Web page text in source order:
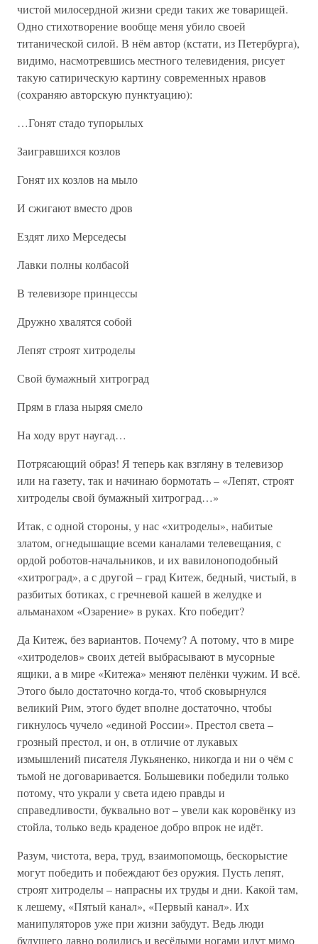
чистой милосердной жизни среди таких же товарищей.
Одно стихотворение вообще меня убило своей
титанической силой. В нём автор (кстати, из Петербурга),
видимо, насмотревшись местного телевидения, рисует
такую сатирическую картину современных нравов
(сохраняю авторскую пунктуацию):
…Гонят стадо тупорылых
Заигравшихся козлов
Гонят их козлов на мыло
И сжигают вместо дров
Ездят лихо Мерседесы
Лавки полны колбасой
В телевизоре принцессы
Дружно хвалятся собой
Лепят строят хитроделы
Свой бумажный хитроград
Прям в глаза ныряя смело
На ходу врут наугад…
Потрясающий образ! Я теперь как взгляну в телевизор
или на газету, так и начинаю бормотать – «Лепят, строят
хитроделы свой бумажный хитроград…»
Итак, с одной стороны, у нас «хитроделы», набитые
златом, огнедышащие всеми каналами телевещания, с
ордой роботов-начальников, и их вавилоноподобный
«хитроград», а с другой – град Китеж, бедный, чистый, в
разбитых ботиках, с гречневой кашей в желудке и
альманахом «Озарение» в руках. Кто победит?
Да Китеж, без вариантов. Почему? А потому, что в мире
«хитроделов» своих детей выбрасывают в мусорные
ящики, а в мире «Китежа» меняют пелёнки чужим. И всё.
Этого было достаточно когда-то, чтоб сковырнулся
великий Рим, этого будет вполне достаточно, чтобы
гикнулось чучело «единой России». Престол света –
грозный престол, и он, в отличие от лукавых
измышлений писателя Лукьяненко, никогда и ни о чём с
тьмой не договаривается. Большевики победили только
потому, что украли у света идею правды и
справедливости, буквально вот – увели как коровёнку из
стойла, только ведь краденое добро впрок не идёт.
Разум, чистота, вера, труд, взаимопомощь, бескорыстие
могут победить и побеждают без оружия. Пусть лепят,
строят хитроделы – напрасны их труды и дни. Какой там,
к лешему, «Пятый канал», «Первый канал». Их
манипуляторов уже при жизни забудут. Ведь люди
будущего давно родились и весёлыми ногами идут мимо